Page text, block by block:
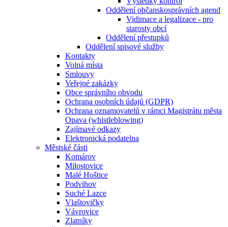
Oddělení občanskosprávních agend
Vidimace a legalizace - pro
starosty obcí
Oddělení přestupků
Oddělení spisové služby
Kontakty
Volná místa
Smlouvy
Veřejné zakázky
Obce správního obvodu
Ochrana osobních údajů (GDPR)
Ochrana oznamovatelů v rámci Magistrátu města
Opava (whistleblowing)
Zajímavé odkazy
Elektronická podatelna
Městské části
Komárov
Milostovice
Malé Hoštice
Podvihov
Suché Lazce
Vlaštovičky
Vávrovice
Zlatníky